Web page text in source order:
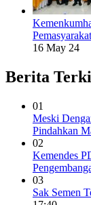
16 May 24
Berita
01
Meski
Pindahkan
02
Kemendes
03
Sak Semen